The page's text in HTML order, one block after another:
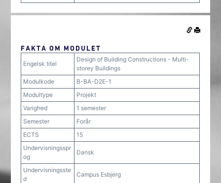
FAKTA OM MODULET
Engelsk titel
Design of Building Constructions - Multi-
storey Buildings
Modulkode
B-BA-D2E-1
Modultype
Projekt
Varighed
1 semester
Semester
Forår
ECTS
15
Undervisningsspr
og
Dansk
Undervisningsste
d
Campus Esbjerg